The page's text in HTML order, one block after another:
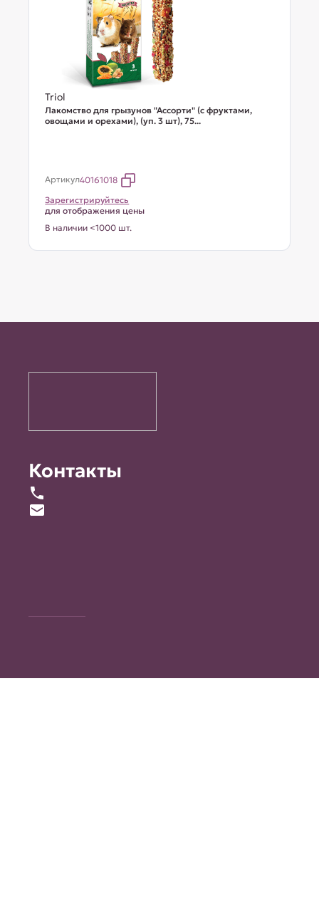
Triol
Лакомство для грызунов "Ассорти" (с фруктами,
овощами и орехами), (уп. 3 шт), 75...
Артикул40161018
Зарегистрируйтесь
для отображения цены
В наличии <1000 шт.
Контакты